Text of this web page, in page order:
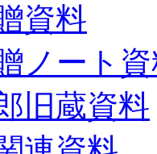
資料
ノート
旧蔵資料